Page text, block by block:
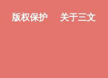
版权保护 关于三文